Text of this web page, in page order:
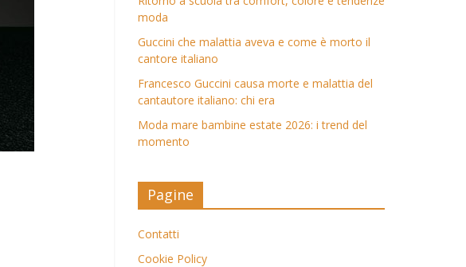
moda
Guccini che malattia aveva e come è morto il
cantore italiano
Francesco Guccini causa morte e malattia del
cantautore italiano: chi era
Moda mare bambine estate 2026: i trend del
momento
Pagine
Contatti
Cookie Policy